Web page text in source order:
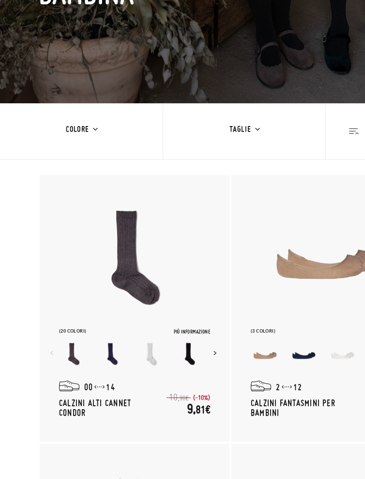
COLORE TAGLIE
(20 COLORI) PIÙ INFORMAZIONE
00
14
CALZINI ALTI CANNET
CONDOR
10,90€ (-10%)
9,81€
(3 COLORI)
2
12
CALZINI FANTASMINI PER
BAMBINI